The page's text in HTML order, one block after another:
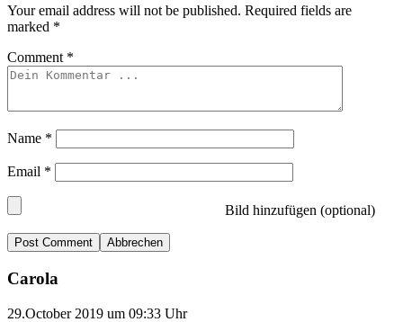
Your email address will not be published. Required fields are
marked *
Comment *
Name *
Email *
Bild hinzufügen (optional)
Abbrechen
Carola
29.October 2019 um 09:33 Uhr